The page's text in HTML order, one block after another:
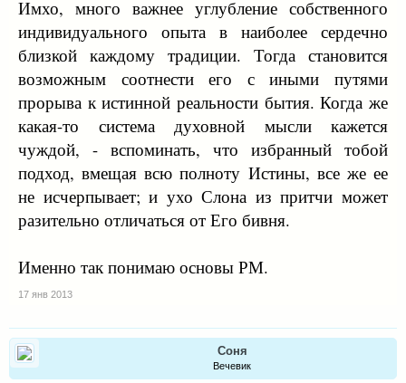
Имхо, много важнее углубление собственного
индивидуального опыта в наиболее сердечно
близкой каждому традиции. Тогда становится
возможным соотнести его с иными путями
прорыва к истинной реальности бытия. Когда же
какая-то система духовной мысли кажется
чуждой, - вспоминать, что избранный тобой
подход, вмещая всю полноту Истины, все же ее
не исчерпывает; и ухо Слона из притчи может
разительно отличаться от Его бивня.
Именно так понимаю основы РМ.
17 янв 2013
Соня
Вечевик